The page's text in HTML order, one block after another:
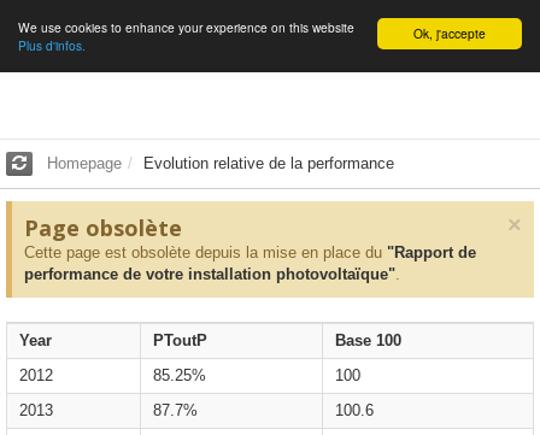
English Ok, j'accepte
We use cookies to enhance your experience on this website
Plus d'infos.
Homepage Evolution relative de la performance
×
Page obsolète
Cette page est obsolète depuis la mise en place du "Rapport de
performance de votre installation photovoltaïque".
Year PToutP
Base 100
2012
85.25%
100
2013
87.7%
100.6